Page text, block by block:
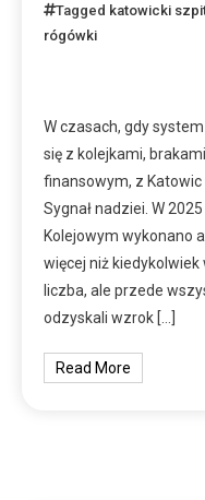
Tagged katowicki
rógówki
W czasach, gdy
się z kolejkami,
finansowym, z Katowic
Sygnał nadziei. W
Kolejowym wykonano
więcej niż
liczba, ale przede
odzyskali wzrok […]
Read More